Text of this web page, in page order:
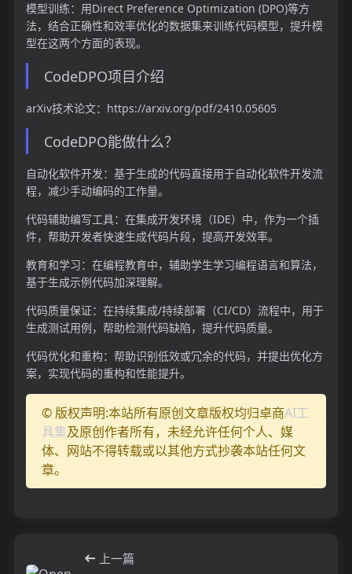
模型训练：用Direct Preference Optimization (DPO)等方
法，结合正确性和效率优化的数据集来训练代码模型，提升模
型在这两个方面的表现。
CodeDPO项目介绍
arXiv技术论文：https://arxiv.org/pdf/2410.05605
CodeDPO能做什么？
自动化软件开发：基于生成的代码直接用于自动化软件开发流
程，减少手动编码的工作量。
代码辅助编写工具：在集成开发环境（IDE）中，作为一个插
件，帮助开发者快速生成代码片段，提高开发效率。
教育和学习：在编程教育中，辅助学生学习编程语言和算法，
基于生成示例代码加深理解。
代码质量保证：在持续集成/持续部署（CI/CD）流程中，用于
生成测试用例，帮助检测代码缺陷，提升代码质量。
代码优化和重构：帮助识别低效或冗余的代码，并提出优化方
案，实现代码的重构和性能提升。
© 版权声明:本站所有原创文章版权均归卓商AI工
具集及原创作者所有，未经允许任何个人、媒
体、网站不得转载或以其他方式抄袭本站任何文
章。
上一篇